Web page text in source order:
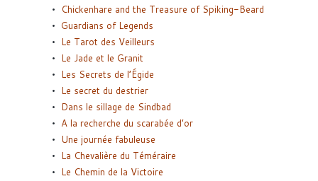
Chickenhare and the Treasure of Spiking-Beard
Guardians of Legends
Le Tarot des Veilleurs
Le Jade et le Granit
Les Secrets de l’Égide
Le secret du destrier
Dans le sillage de Sindbad
A la recherche du scarabée d’or
Une journée fabuleuse
La Chevalière du Téméraire
Le Chemin de la Victoire